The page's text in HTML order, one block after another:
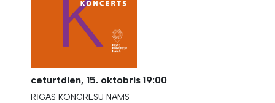
ceturtdien, 15. oktobris 19:00
RĪGAS KONGRESU NAMS